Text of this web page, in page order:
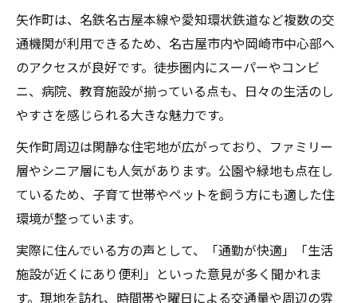
周辺施設や治安を現地で確認する方法
日常生活の利便性を現地で体感しよう
現地環境で気を付けたい騒音や交通量
時間帯ごとに変わる環境もチェック
矢作町は、名鉄名古屋本線や愛知環状鉄道など複数の交
通機関が利用できるため、名古屋市内や岡崎市中心部へ
のアクセスが良好です。徒歩圏内にスーパーやコンビ
ニ、病院、教育施設が揃っている点も、日々の生活のし
やすさを感じられる大きな魅力です。
矢作町周辺は閑静な住宅地が広がっており、ファミリー
層やシニア層にも人気があります。公園や緑地も点在し
ているため、子育て世帯やペットを飼う方にも適した住
環境が整っています。
実際に住んでいる方の声として、「通勤が快適」「生活
施設が近くにあり便利」といった意見が多く聞かれま
す。現地を訪れ、時間帯や曜日による交通量や周辺の雰